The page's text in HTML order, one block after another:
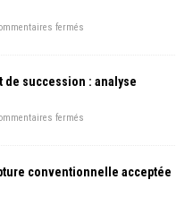
fermés
de succession : analyse
fermés
conventionnelle acceptée